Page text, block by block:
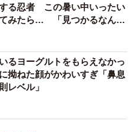
2/2
る忍者 この暑い中いったい
みたら… 「見つかるなんて
るヨーグルトをもらえなかっ
拗ねた顔がかわいすぎ「鼻息
レベル」